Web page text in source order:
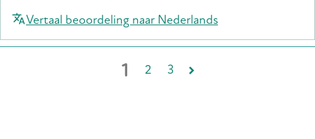
Vertaal beoordeling naar Nederlands
1 2 3